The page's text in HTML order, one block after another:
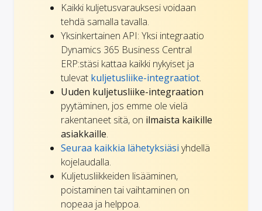
Kaikki kuljetusvarauksesi voidaan
tehdä samalla tavalla.
Yksinkertainen API: Yksi integraatio
Dynamics 365 Business Central
ERP:stäsi kattaa kaikki nykyiset ja
tulevat kuljetusliike-integraatiot.
Uuden kuljetusliike-integraation
pyytäminen, jos emme ole vielä
rakentaneet sitä, on ilmaista kaikille
asiakkaille.
Seuraa kaikkia lähetyksiäsi yhdellä
kojelaudalla.
Kuljetusliikkeiden lisääminen,
poistaminen tai vaihtaminen on
nopeaa ja helppoa.